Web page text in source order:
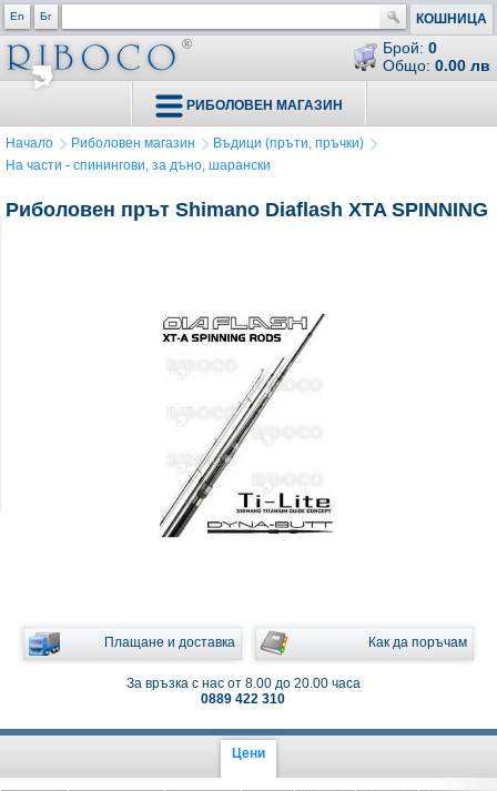
En Бг КОШНИЦА
Брой: 0
Общо: 0.00 лв
РИБОЛОВЕН МАГАЗИН
Начало Риболовен магазин
Въдици (пръти, пръчки)
На части - спинингови, за дъно, шарански
Риболовен прът Shimano Diaflash XTA SPINNING
Плащане и доставка Как да поръчам
За връзка с нас от 8.00 до 20.00 часа
0889 422 310
Цени